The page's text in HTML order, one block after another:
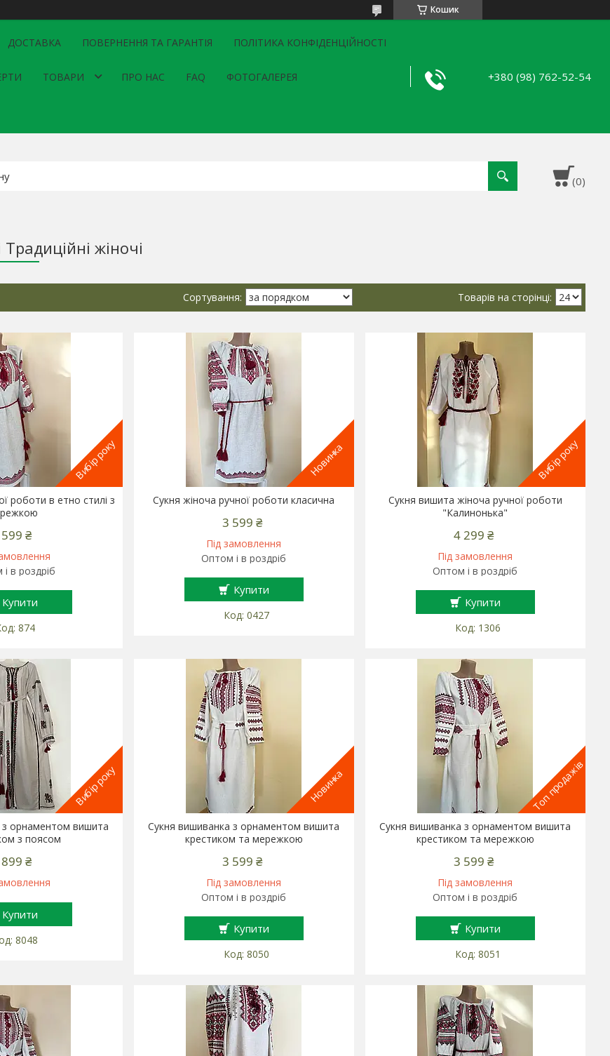
Кошик
ДОСТАВКА ПОВЕРНЕННЯ ТА ГАРАНТІЯ ПОЛІТИКА КОНФІДЕНЦІЙНОСТІ
ТОВАРИ ПРО НАС FAQ ФОТОГАЛЕРЕЯ +380 (98) 762-52-54
жіночі
Вибір року
роботи в етно стилі з
₴
в роздріб
Купити
874
Новинка
Сукня жіноча ручної роботи класична
3 599 ₴
Під замовлення
Оптом і в роздріб
Купити
0427
Вибір року
Сукня вишита жіноча ручної роботи
"Калинонька"
4 299 ₴
Під замовлення
Оптом і в роздріб
Купити
1306
Вибір року
орнаментом вишита
з поясом
₴
Купити
8048
Новинка
Сукня вишиванка з орнаментом вишита
крестиком та мережкою
3 599 ₴
Під замовлення
Оптом і в роздріб
Купити
8050
Топ продажів
Сукня вишиванка з орнаментом вишита
крестиком та мережкою
3 599 ₴
Під замовлення
Оптом і в роздріб
Купити
8051